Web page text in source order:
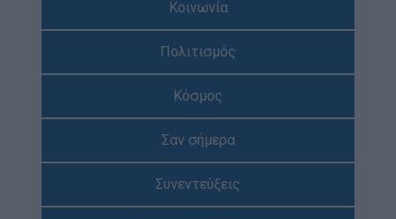
Η Προσκοπική Μέθοδος
Προσκοπικό Πρόγραμμα
Στόχοι Βιώσιμης Ανάπτυξης
Earth Tribe
Κοινωνία
Πολιτισμός
Κόσμος
Σαν σήμερα
Συνεντεύξεις